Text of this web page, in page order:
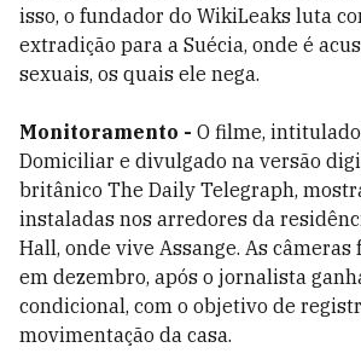
isso, o fundador do WikiLeaks luta
extradição para a Suécia, onde é
sexuais, os quais ele nega.
Monitoramento - O filme,
Domiciliar e divulgado na versão
britânico The Daily Telegraph,
instaladas nos arredores da
Hall, onde vive Assange. As
em dezembro, após o jornalista
condicional, com o objetivo de
movimentação da casa.